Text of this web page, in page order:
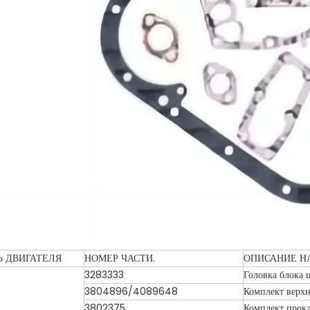
ДВИГАТЕЛЯ НОМЕР ЧАСТИ. ОПИСАНИЕ
3283333
Головка блока
3804896/4089648
Комплект